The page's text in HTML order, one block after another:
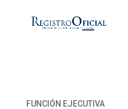
FUNCIÓN EJECUTIVA